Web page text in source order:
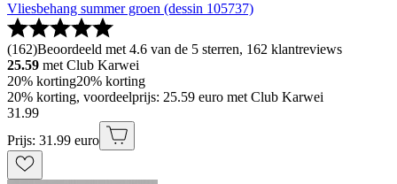
Vliesbehang summer groen (dessin 105737)
(162)Beoordeeld met 4.6 van de 5 sterren, 162 klantreviews
25.59 met Club Karwei
20% korting20% korting
20% korting, voordeelprijs: 25.59 euro met Club Karwei
31 .99
Prijs: 31.99 euro